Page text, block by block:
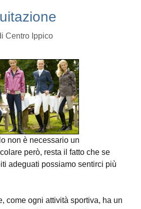
Centro Ippico
non è necessario un
però, resta il fatto che se
adeguati possiamo sentirci più
come ogni attività sportiva, ha un